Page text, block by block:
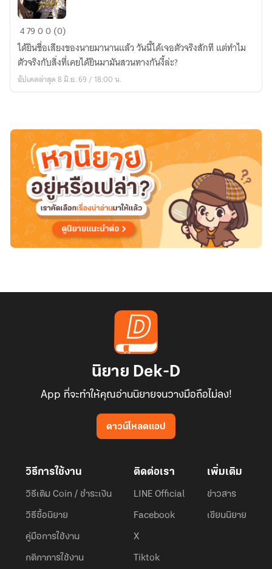
ปราบ
พยศ
เพื่อน(ไม่)สนิท
47900 (0)
ได้ยินชื่อเสียงของนายมานานแล้ว วันนี้ได้เจอตัวจริงสักที แต่ทำไม
ตัวจริงกับสิ่งที่เคยได้ยินมามันสวนทางกันงี้ล่ะ?
อัปเดตล่าสุด 8 มิ.ย. 69 / 18:00 น.
นิยาย Dek-D
App ที่จะทำให้คุณอ่านนิยายจนวางมือถือไม่ลง!
ดาวน์โหลดแอป
วิธีการใช้งาน
วิธีเติม Coin / ชำระเงิน
วิธีซื้อนิยาย
คู่มือการใช้งาน
กติกาการใช้งาน
ติดต่อเรา
LINE Official
Facebook
X
Tiktok
เพิ่มเติม
ข่าวสาร
เขียนนิยาย